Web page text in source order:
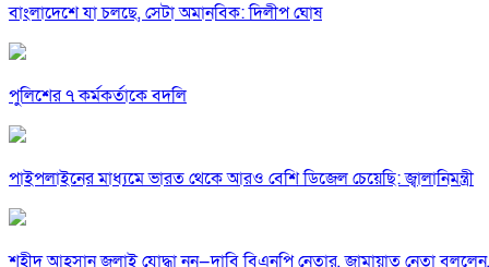
বাংলাদেশে যা চলছে, সেটা অমানবিক: দিলীপ ঘোষ
পুলিশের ৭ কর্মকর্তাকে বদলি
পাইপলাইনের মাধ্যমে ভারত থেকে আরও বেশি ডিজেল চেয়েছি: জ্বালানিমন্ত্রী
শহীদ আহসান জুলাই যোদ্ধা নন—দাবি বিএনপি নেতার, জামায়াত নেতা